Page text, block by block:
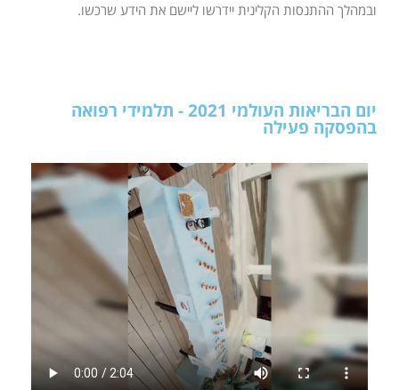
ובמהלך ההתנסות הקלינית יידרשו ליישם את הידע שרכשו.
יום הבריאות העולמי 2021 - תלמידי רפואה
בהפסקה פעילה